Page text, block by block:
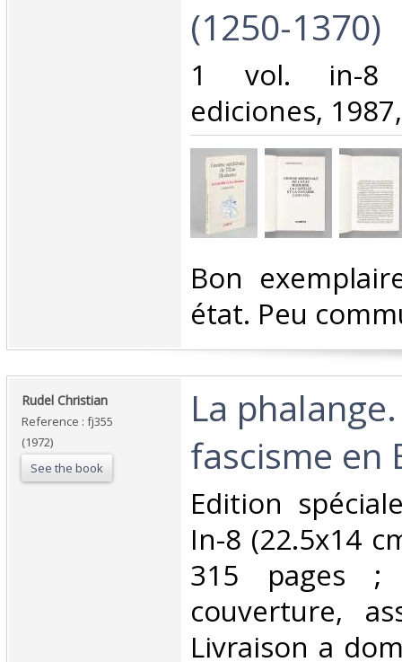
(1250-1370)‎
‎1 vol. in-8
ediciones,
‎Bon
état. Peu
‎Rudel Christian‎
Reference : fj355
(1972)
See the book
‎La
fascisme en
‎Edition
In-8 (22.5x14
315 pages
couverture,
Livraison a